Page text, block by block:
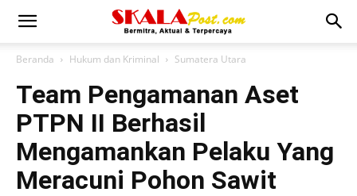
Beranda Hukum dan Kriminal Sumatera Utara
Team Pengamanan Aset
PTPN II Berhasil
Mengamankan Pelaku Yang
Meracuni Pohon Sawit